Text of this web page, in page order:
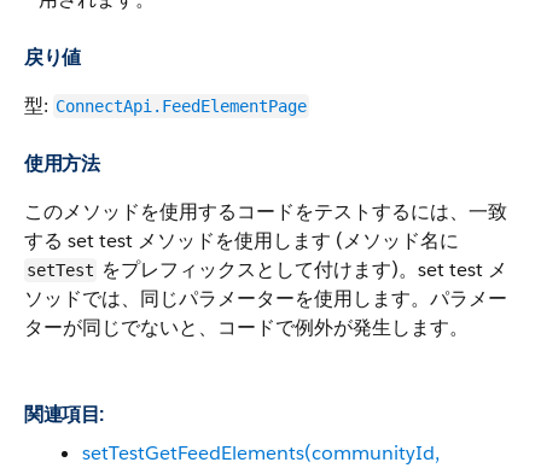
戻り値
型: ConnectApi.FeedElementPage
使用方法
このメソッドを使用するコードをテストするには、一致
する set test メソッドを使用します (メソッド名に
setTest をプレフィックスとして付けます)。set test メ
ソッドでは、同じパラメーターを使用します。パラメー
ターが同じでないと、コードで例外が発生します。
関連項目:
setTestGetFeedElements(communityId,